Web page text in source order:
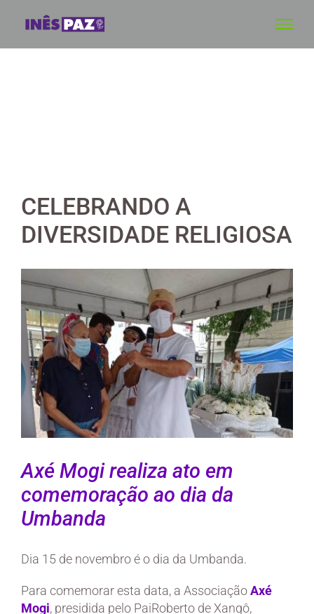
CELEBRANDO A
DIVERSIDADE RELIGIOSA
View
Larger
Image
Axé Mogi realiza ato em
comemoração ao dia da
Umbanda
Dia 15 de novembro é o dia da Umbanda.
Para comemorar esta data, a AssociaçãoAxé
Mogi, presidida pelo PaiRoberto de Xangô,